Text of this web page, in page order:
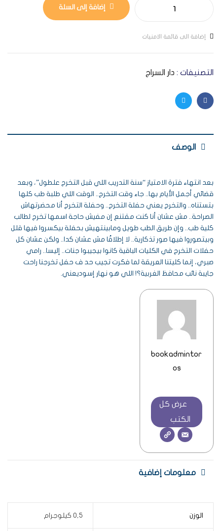
إضافة إلى السلة
إضافة الى قائمة الامنيات
التصنيفات : دار السراج
Facebook
Twitter
الوصف
بعد انتهاء فترة الامتياز “سنة التدريب اللي قبل التخرج علطول”، وبعد
قضائي أجمل الأيام بها.. جاء وقت التخرج.. الوقت اللي طلبة طب كلها
بتستناه.. والتخرج يعني حفلة التخرج.. وحفلة التخرج أنا محضرتهاش
الصراحة.. مش عشان أنا كنت مقتنع إن مفيش حاجة اسمها تخرج لطالب
كلية طب.. وإن طريق الطب طويل ومابينتهيش بحفلة بيكسروا فيها قلل
وبيتصوروا فيها صور تذكارية.. لا إطلاقًا مش عشان كدا.. ولكن عشان كل
حفلات التخرج في الكليات الباقية كانوا بيجيبوا جنات.. إليسا.. رامي
صبري، إنما كليتنا العريقة لما فكرت تجيب حد ف حفل تخرجنا راحت
جايبة نائب محافظ الغربية؟! اللي هو نهار إسوديعني.
bookadmintor
os
عرض كل
الكتب
معلومات إضافية
الوزن 0,5 كيلوجرام